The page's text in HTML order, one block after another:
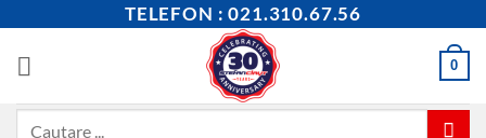
content
TELEFON : 021.310.67.56
0